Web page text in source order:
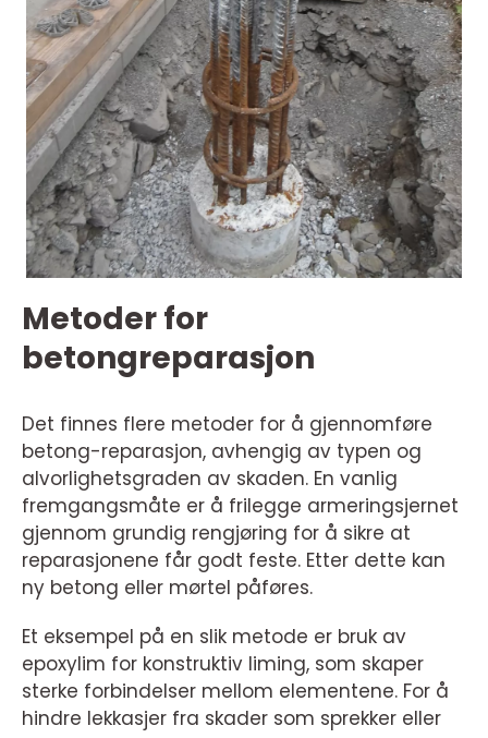
Metoder for
betongreparasjon
Det finnes flere metoder for å gjennomføre
betong-reparasjon, avhengig av typen og
alvorlighetsgraden av skaden. En vanlig
fremgangsmåte er å frilegge armeringsjernet
gjennom grundig rengjøring for å sikre at
reparasjonene får godt feste. Etter dette kan
ny betong eller mørtel påføres.
Et eksempel på en slik metode er bruk av
epoxylim for konstruktiv liming, som skaper
sterke forbindelser mellom elementene. For å
hindre lekkasjer fra skader som sprekker eller